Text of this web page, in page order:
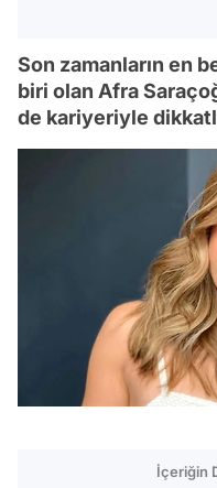
Son zamanların en
biri olan Afra
de kariyeriyle
İçeriğin